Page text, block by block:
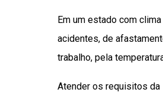
Em um estado com
acidentes, de
trabalho, pela
Atender os requisitos da